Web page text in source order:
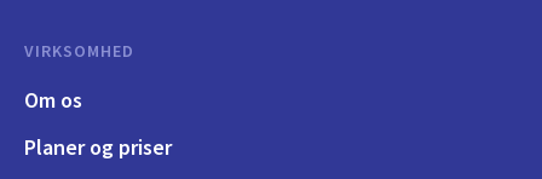
VIRKSOMHED
Om os
Planer og priser